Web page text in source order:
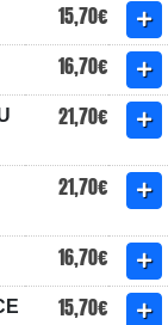
15,70€
16,70€
21,70€
21,70€
16,70€
15,70€